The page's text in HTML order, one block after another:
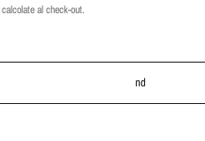
calcolate al check-out.
nd